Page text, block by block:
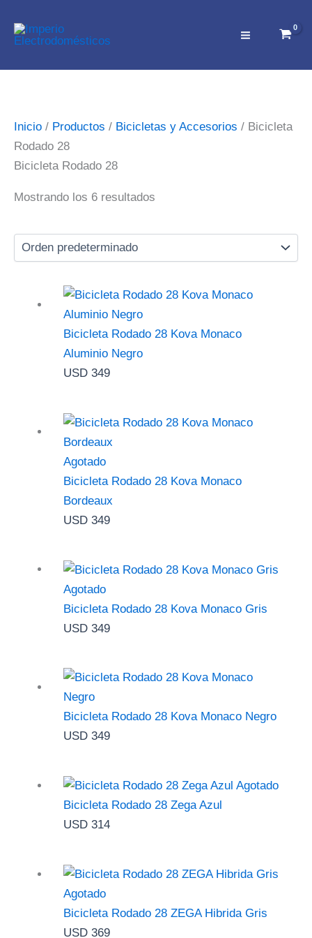
contenido
Inicio / Productos / Bicicletas y Accesorios / Bicicleta
Rodado 28
Bicicleta Rodado 28
Mostrando los 6 resultados
Bicicleta Rodado 28 Kova Monaco
Aluminio Negro
USD 349
Agotado
Bicicleta Rodado 28 Kova Monaco
Bordeaux
USD 349
Agotado
Bicicleta Rodado 28 Kova Monaco Gris
USD 349
Bicicleta Rodado 28 Kova Monaco Negro
USD 349
Agotado
Bicicleta Rodado 28 Zega Azul
USD 314
Agotado
Bicicleta Rodado 28 ZEGA Hibrida Gris
USD 369